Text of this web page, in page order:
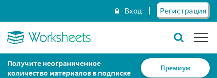
Вход Регистрация
Получите неограниченное
количество материалов в подписке
Премиум